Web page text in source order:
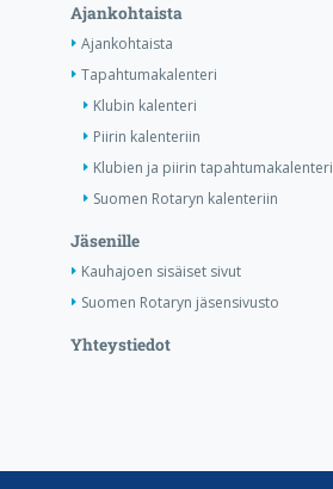
Ajankohtaista
Ajankohtaista
Tapahtumakalenteri
Klubin kalenteri
Piirin kalenteriin
Klubien ja piirin tapahtumakalenteri
Suomen Rotaryn kalenteriin
Jäsenille
Kauhajoen sisäiset sivut
Suomen Rotaryn jäsensivusto
Yhteystiedot